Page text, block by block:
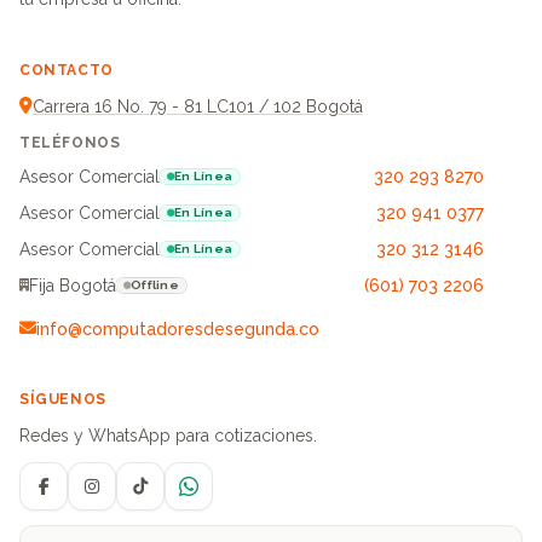
CONTACTO
Carrera 16 No. 79 - 81 LC101 / 102 Bogotá
TELÉFONOS
Asesor Comercial En Línea
320 293 8270
Asesor Comercial
En Línea
320 941 0377
Asesor Comercial
En Línea
320 312 3146
Fija Bogotá
Offline (601) 703 2206
info@computadoresdesegunda.co
SÍGUENOS
Redes y WhatsApp para cotizaciones.
FacebookInstagramTikTokWhatsApp